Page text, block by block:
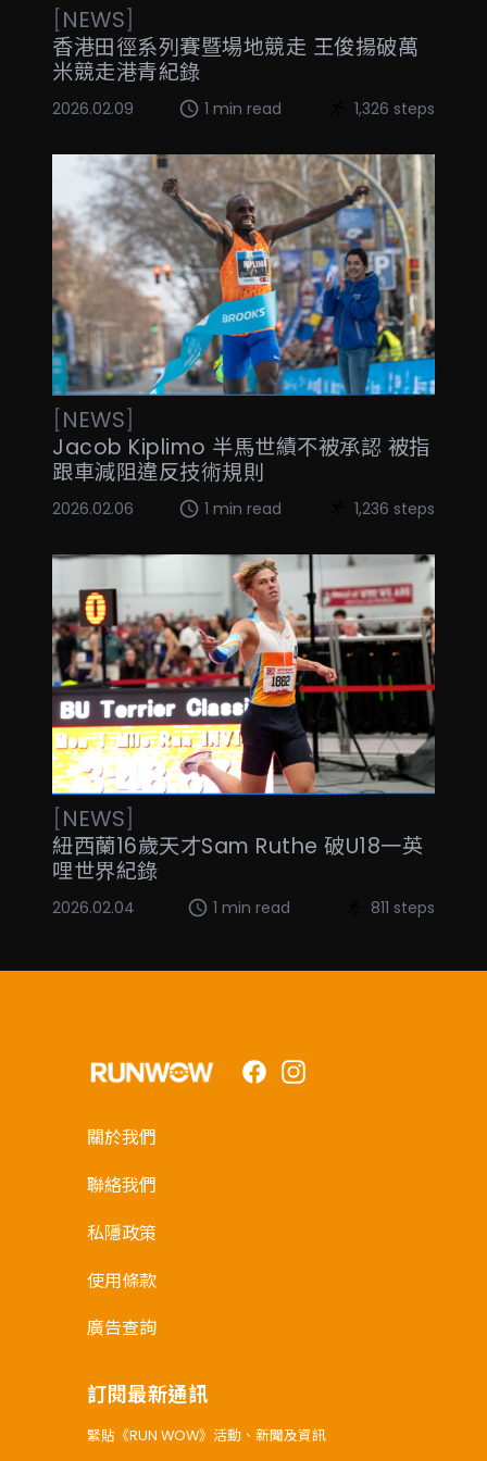
[NEWS]
香港田徑系列賽暨場地競走 王俊揚破萬
米競走港青紀錄
2026.02.09 1 min read 1,326 steps
[NEWS]
Jacob Kiplimo 半馬世績不被承認 被指
跟車減阻違反技術規則
2026.02.06 1 min read 1,236 steps
[NEWS]
紐西蘭16歲天才Sam Ruthe 破U18一英
哩世界紀錄
2026.02.04 1 min read 811 steps
FacebookInstagram
關於我們
聯絡我們
私隱政策
使用條款
廣告查詢
訂閱最新通訊
緊貼《RUN WOW》活動、新聞及資訊